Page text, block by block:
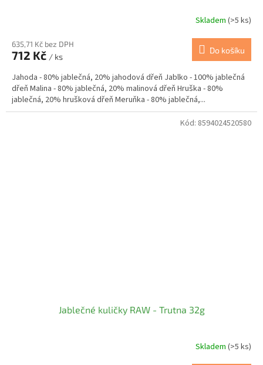
Skladem (>5 ks)
635,71 Kč bez DPH
712 Kč / ks
Do košíku
Jahoda - 80% jablečná, 20% jahodová dřeň Jablko - 100% jablečná
dřeň Malina - 80% jablečná, 20% malinová dřeň Hruška - 80%
jablečná, 20% hrušková dřeň Meruňka - 80% jablečná,...
Jablečné kuličky RAW - Trutna 32g
Skladem (>5 ks)
Kód: 8594024520580